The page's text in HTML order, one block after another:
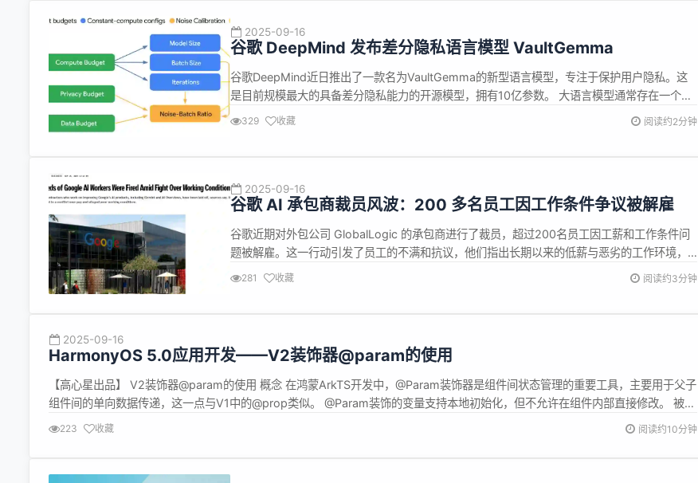
2025-09-16
谷歌 DeepMind 发布差分隐私语言模型 VaultGemma
谷歌DeepMind近日推出了一款名为VaultGemma的新型语言模型，专注于保护用户隐私。这
是目前规模最大的具备差分隐私能力的开源模型，拥有10亿参数。 大语言模型通常存在一个隐
患：它们可能在训练过程中记住了部分数据，包括姓名、地址甚至完整文档等敏感信息。而差
329 收藏 阅读约2分钟
2025-09-16
谷歌 AI 承包商裁员风波：200 多名员工因工作条件争议被解雇
谷歌近期对外包公司 GlobalLogic 的承包商进行了裁员，超过200名员工因工薪和工作条件问
题被解雇。这一行动引发了员工的不满和抗议，他们指出长期以来的低薪与恶劣的工作环境，
导致这一冲突不断升级。 这些被裁的承包商主要负责谷歌的 AI 产品的评估和改进工作，包括新
281 收藏 阅读约3分钟
2025-09-16
HarmonyOS 5.0应用开发——V2装饰器@param的使用
【高心星出品】 V2装饰器@param的使用 概念 在鸿蒙ArkTS开发中，@Param装饰器是组件间状态管理的重要工具，主要用于父子
组件间的单向数据传递，这一点与V1中的@prop类似。 @Param装饰的变量支持本地初始化，但不允许在组件内部直接修改。 被
@Param装饰的变量能够在初始化自定义组件时从外部传入，当数据源也是状态变量时，数据源的修改会同步...
223 收藏 阅读约10分钟